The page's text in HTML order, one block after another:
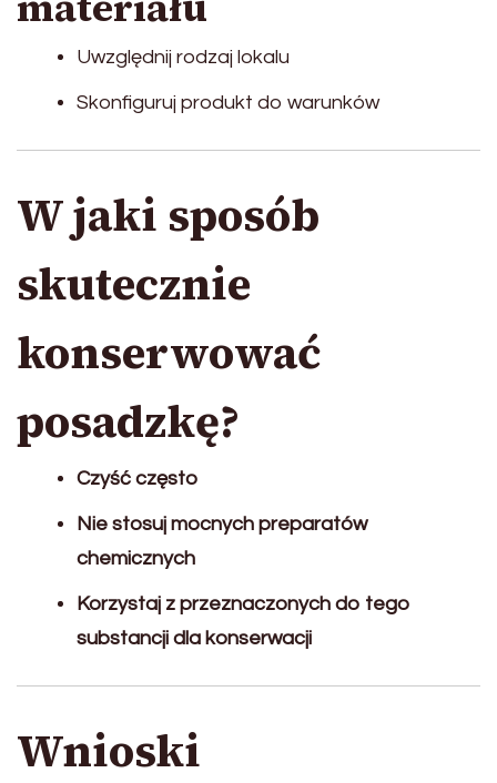
Uwzględnij rodzaj lokalu
Skonfiguruj produkt do warunków
W jaki sposób
skutecznie
konserwować
posadzkę?
Czyść często
Nie stosuj mocnych preparatów
chemicznych
Korzystaj z przeznaczonych do tego
substancji dla konserwacji
Wnioski